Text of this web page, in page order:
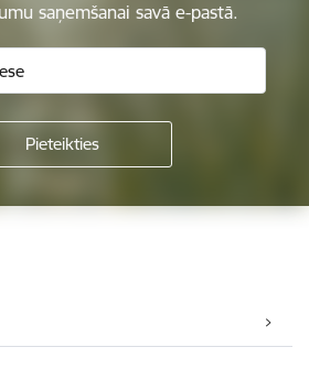
saņemšanai savā e-pastā.